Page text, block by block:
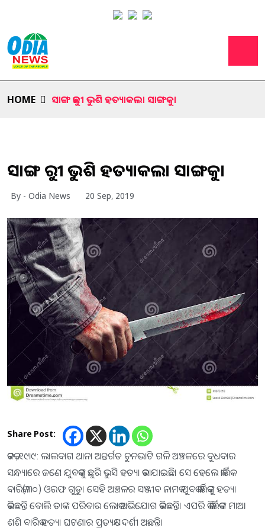
HOME ସାଙ୍ଗ ଛୁରୀ ଭୁଶି ହତ୍ୟାକଲା ସାଙ୍ଗକୁ।
ସାଙ୍ଗ ଛୁରୀ ଭୁଶି ହତ୍ୟାକଲା ସାଙ୍ଗକୁ।
By - Odia News 20 Sep, 2019
Share Post:
କଟକ ,୧୯ା୯: ଲାଲବାଗ ଥାନା ଅନ୍ତର୍ଗତ ଚୁନଭାଟି ଗଳି ଅଞ୍ଚଳରେ ବୁଧବାର
ସନ୍ଧ୍ୟାରେ ଜଣେ ଯୁବକଙ୍କୁ ଛୁରି ଭୁସି ହତ୍ୟା କରାଯାଇଛି। ସେ ହେଲେ କାର୍ତ୍ତିକ
ବାରିକ(୩୦) ଓରଫ ଗୁଡୁ। ସେହି ଅଞ୍ଚଳର ସଞ୍ଜୀବ ନାମକ ଯୁବକ କାର୍ତ୍ତିକଙ୍କୁ ହତ୍ୟା
କରିଛନ୍ତି ବୋଲି ତାଙ୍କ ପରିବାର ଲୋକ ଅଭିଯୋଗ କରିଛନ୍ତି। ଏପରି କି କାର୍ତ୍ତିକଙ୍କ ମାଆ
ଶଶି ବାରିକ ହତ୍ୟା ଘଟଣାର ପ୍ରତ୍ୟକ୍ଷଦର୍ଶୀ ଅଛନ୍ତି।